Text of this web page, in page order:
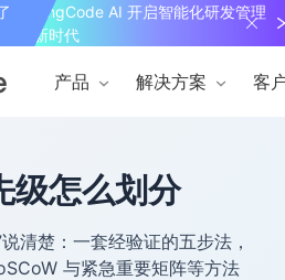
PingCode AI 开启智能化研发管理
新时代
产品 解决方案 客
级怎么划分
清楚：一套经验证的五步法，
与紧急重要矩阵等方法